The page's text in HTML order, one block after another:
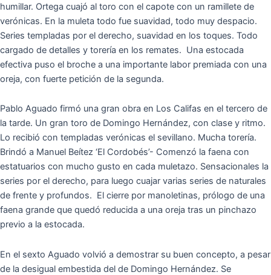
humillar. Ortega cuajó al toro con el capote con un ramillete de
verónicas. En la muleta todo fue suavidad, todo muy despacio.
Series templadas por el derecho, suavidad en los toques. Todo
cargado de detalles y torería en los remates. Una estocada
efectiva puso el broche a una importante labor premiada con una
oreja, con fuerte petición de la segunda.
Pablo Aguado firmó una gran obra en Los Califas en el tercero de
la tarde. Un gran toro de Domingo Hernández, con clase y ritmo.
Lo recibió con templadas verónicas el sevillano. Mucha torería.
Brindó a Manuel Beítez ‘El Cordobés’- Comenzó la faena con
estatuarios con mucho gusto en cada muletazo. Sensacionales la
series por el derecho, para luego cuajar varias series de naturales
de frente y profundos. El cierre por manoletinas, prólogo de una
faena grande que quedó reducida a una oreja tras un pinchazo
previo a la estocada.
En el sexto Aguado volvió a demostrar su buen concepto, a pesar
de la desigual embestida del de Domingo Hernández. Se